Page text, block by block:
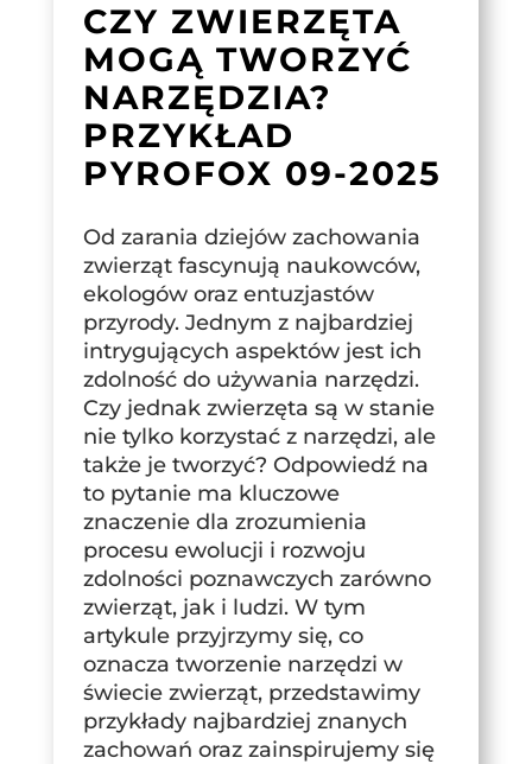
CZY ZWIERZĘTA
MOGĄ TWORZYĆ
NARZĘDZIA?
PRZYKŁAD
PYROFOX 09-2025
Od zarania dziejów zachowania
zwierząt fascynują naukowców,
ekologów oraz entuzjastów
przyrody. Jednym z najbardziej
intrygujących aspektów jest ich
zdolność do używania narzędzi.
Czy jednak zwierzęta są w stanie
nie tylko korzystać z narzędzi, ale
także je tworzyć? Odpowiedź na
to pytanie ma kluczowe
znaczenie dla zrozumienia
procesu ewolucji i rozwoju
zdolności poznawczych zarówno
zwierząt, jak i ludzi. W tym
artykule przyjrzymy się, co
oznacza tworzenie narzędzi w
świecie zwierząt, przedstawimy
przykłady najbardziej znanych
zachowań oraz zainspirujemy się